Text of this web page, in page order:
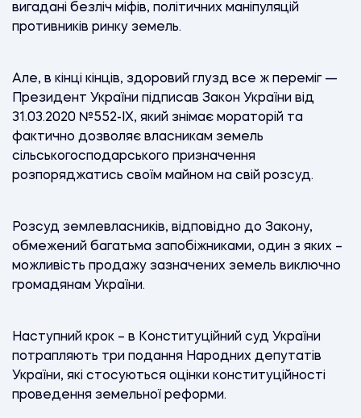
вигадані безліч міфів, політичних маніпуляцій
противників ринку земель.
Але, в кінці кінців, здоровий глузд все ж переміг —
Президент України підписав Закон України від
31.03.2020 №552-IX, який знімає мораторій та
фактично дозволяє власникам земель
сільськогосподарського призначення
розпоряджатись своїм майном на свій розсуд.
Розсуд землевласників, відповідно до Закону,
обмежений багатьма запобіжниками, один з яких –
можливість продажу зазначених земель виключно
громадянам України.
Наступний крок – в Конституційний суд України
потрапляють три подання Народних депутатів
України, які стосуються оцінки конституційності
проведення земельної реформи.